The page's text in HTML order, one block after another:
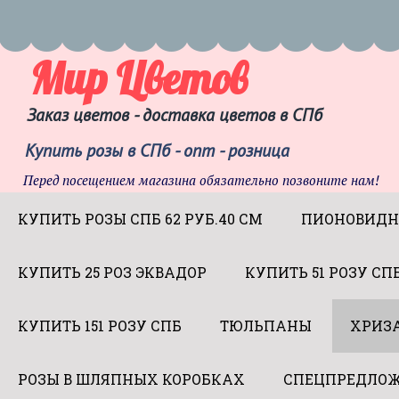
Мир Цветов
Заказ цветов - доставка цветов в СПб
Купить розы в СПб - опт - розница
Перед посещением магазина обязательно позвоните нам!
КУПИТЬ РОЗЫ СПБ 62 РУБ.40 СМ
КУПИТЬ 25 РОЗ ЭКВАДОР КУПИТЬ 51 РОЗУ
КУПИТЬ 151 РОЗУ СПБ ТЮЛЬПАНЫ
РОЗЫ В ШЛЯПНЫХ КОРОБКАХ